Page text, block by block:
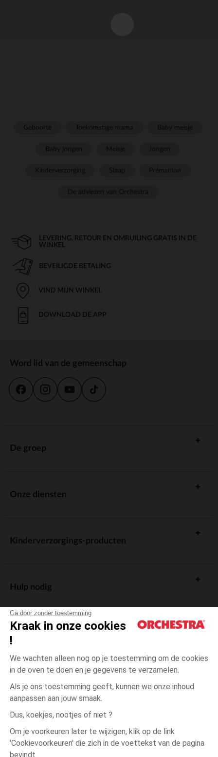
Ga door zonder toestemming
Kraak in onze cookies
!
We wachten alleen nog op je toestemming om de cookies
in de oven te doen en je gegevens te verzamelen.
Als je ons toestemming geeft, kunnen we onze inhoud
aanpassen aan jouw smaak.
Dus, koekjes, nootjes of niet ?
Om je voorkeuren later te wijzigen, klik op de link
'Cookievoorkeuren' die zich in de voettekst van de pagina
bevindt.
Groen Groen
3
LEVERING, RETOUR EN OMRUILING GRATIS IN DE
WINKEL
BEVEILIGDE BETALING
VIND MIJN WINKEL
DOWNLOAD DE APP
Word lid van de gemeenschap
De groep
Onze diensten
Kinderverzorgings-producten
Hulp nodig
Algemene verkoopsvoorwaarden
Wettelijke bepalingen
Persoonsgegevens